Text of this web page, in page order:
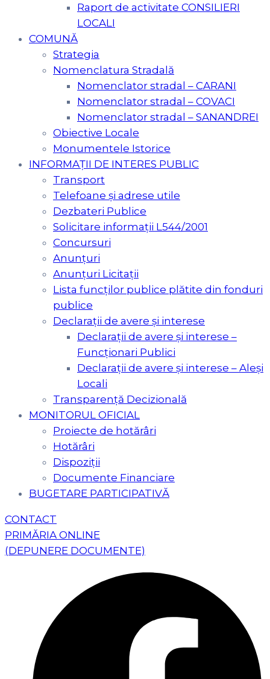
Raport de activitate CONSILIERI
LOCALI
COMUNĂ
Strategia
Nomenclatura Stradală
Nomenclator stradal – CARANI
Nomenclator stradal – COVACI
Nomenclator stradal – SANANDREI
Obiective Locale
Monumentele Istorice
INFORMAȚII DE INTERES PUBLIC
Transport
Telefoane și adrese utile
Dezbateri Publice
Solicitare informații L544/2001
Concursuri
Anunțuri
Anunțuri Licitații
Lista funcților publice plătite din fonduri
publice
Declarații de avere și interese
Declarații de avere și interese –
Funcționari Publici
Declarații de avere și interese – Aleși
Locali
Transparență Decizională
MONITORUL OFICIAL
Proiecte de hotărâri
Hotărâri
Dispoziții
Documente Financiare
BUGETARE PARTICIPATIVĂ
CONTACT
PRIMĂRIA ONLINE
(DEPUNERE DOCUMENTE)